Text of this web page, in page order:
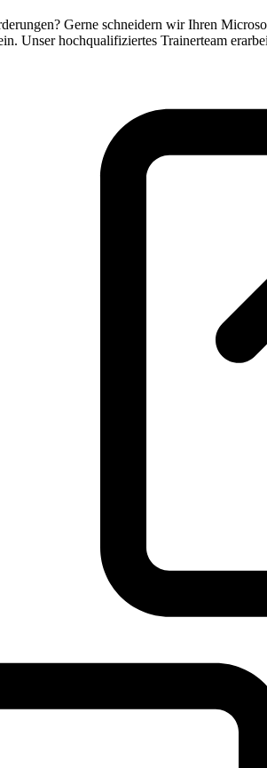
Gerne schneidern wir Ihren
Unser hochqualifiziertes Trainerteam